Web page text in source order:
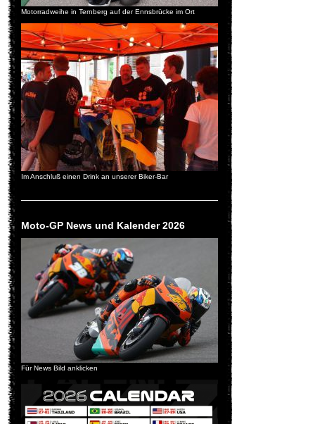
Motorradweihe in Ternberg auf der Ennsbrücke im Ort
Im Anschluß einen Drink an unserer Biker-Bar
Moto-GP News und Kalender 2026
Für News Bild anklicken